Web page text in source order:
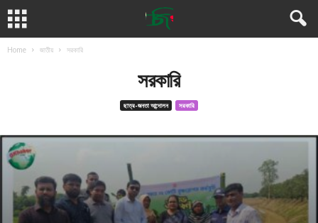
Home জাতীয় সরকারি
সরকারি
ছাত্র-জনতা আন্দোলন সরকারি